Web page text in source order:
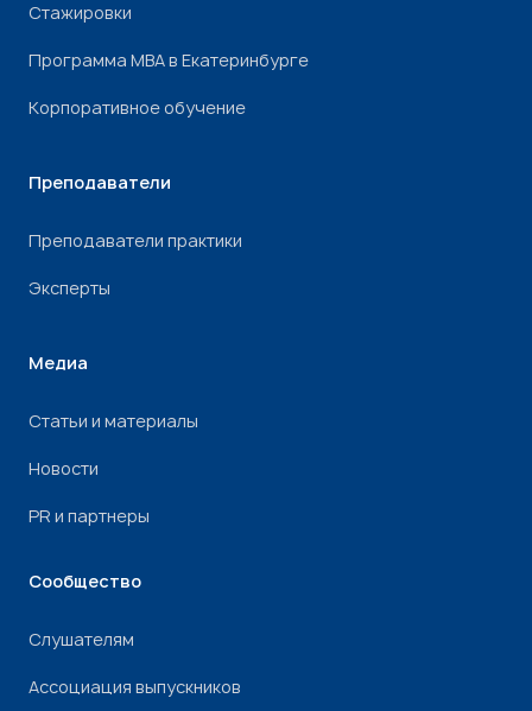
Стажировки
Программа МВА в Екатеринбурге
Корпоративное обучение
Преподаватели
Преподаватели практики
Эксперты
Медиа
Статьи и материалы
Новости
PR и партнеры
Сообщество
Слушателям
Ассоциация выпускников